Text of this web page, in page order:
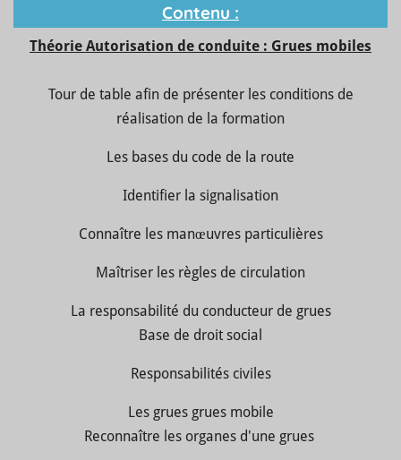
Contenu :
Théorie Autorisation de conduite : Grues mobiles
Tour de table afin de présenter les conditions de
réalisation de la formation
Les bases du code de la route
Identifier la signalisation
Connaître les manœuvres particulières
Maîtriser les règles de circulation
La responsabilité du conducteur de grues
Base de droit social
Responsabilités civiles
Les grues grues mobile
Reconnaître les organes d'une grues